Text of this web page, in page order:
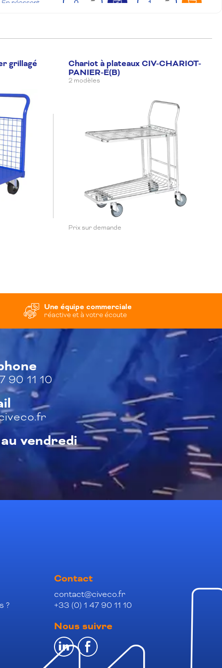
En réassort Ajouter
grillagé
Chariot à plateaux CIV-CHARIOT-
PANIER-E(B)
2 modèles
Prix sur demande
Une équipe commerciale
réactive et à votre écoute
90 11 10
vendredi
?
Contact
contact@civeco.fr
+33 (0) 1 47 90 11 10
Nous suivre